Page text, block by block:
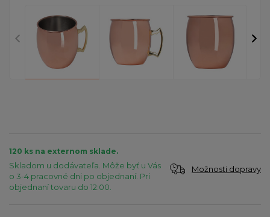
120 ks na externom sklade.
Skladom u dodávateľa. Môže byť u Vás
o 3-4 pracovné dni po objednaní. Pri
objednaní tovaru do 12:00.
Možnosti dopravy